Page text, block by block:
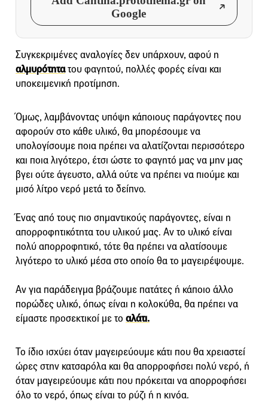
Google
Συγκεκριμένες αναλογίες δεν υπάρχουν, αφού η
αλμυρότητατου φαγητού, πολλές φορές είναι και
υποκειμενική προτίμηση.
Όμως, λαμβάνοντας υπόψη κάποιους παράγοντες που
αφορούν στο κάθε υλικό, θα μπορέσουμε να
υπολογίσουμε ποια πρέπει να αλατίζονται περισσότερο
και ποια λιγότερο, έτσι ώστε το φαγητό μας να μην μας
βγει ούτε άγευστο, αλλά ούτε να πρέπει να πιούμε και
μισό λίτρο νερό μετά το δείπνο.
Ένας από τους πιο σημαντικούς παράγοντες, είναι η
απορροφητικότητα του υλικού μας. Αν το υλικό είναι
πολύ απορροφητικό, τότε θα πρέπει να αλατίσουμε
λιγότερο το υλικό μέσα στο οποίο θα το μαγειρέψουμε.
Αν για παράδειγμα βράζουμε πατάτες ή κάποιο άλλο
πορώδες υλικό, όπως είναι η κολοκύθα, θα πρέπει να
είμαστε προσεκτικοί με το αλάτι.
Το ίδιο ισχύει όταν μαγειρεύουμε κάτι που θα χρειαστεί
ώρες στην κατσαρόλα και θα απορροφήσει πολύ νερό, ή
όταν μαγειρεύουμε κάτι που πρόκειται να απορροφήσει
όλο το νερό, όπως είναι το ρύζι ή η κινόα.